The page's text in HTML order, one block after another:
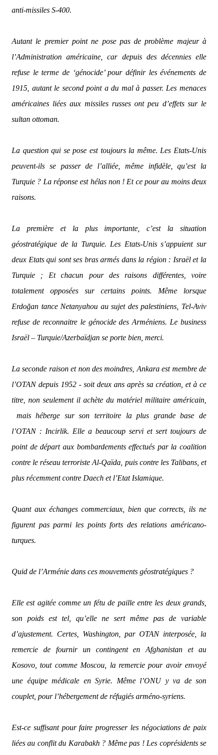
anti-missiles S-400.
Autant le premier point ne pose pas de problème majeur à
l’Administration américaine, car depuis des décennies elle
refuse le terme de ‘génocide’ pour définir les événements de
1915, autant le second point a du mal à passer. Les menaces
américaines liées aux missiles russes ont peu d’effets sur le
sultan ottoman.
La question qui se pose est toujours la même. Les Etats-Unis
peuvent-ils se passer de l’alliée, même infidèle, qu’est la
Turquie ? La réponse est hélas non ! Et ce pour au moins deux
raisons.
La première et la plus importante, c’est la situation
géostratégique de la Turquie. Les Etats-Unis s’appuient sur
deux Etats qui sont ses bras armés dans la région : Israël et la
Turquie ; Et chacun pour des raisons différentes, voire
totalement opposées sur certains points. Même lorsque
Erdoğan tance Netanyahou au sujet des palestiniens, Tel-Aviv
refuse de reconnaitre le génocide des Arméniens. Le business
Israël – Turquie/Azerbaïdjan se porte bien, merci.
La seconde raison et non des moindres, Ankara est membre de
l’OTAN depuis 1952 - soit deux ans après sa création, et à ce
titre, non seulement il achète du matériel militaire américain,
mais héberge sur son territoire la plus grande base de
l’OTAN : Incirlik. Elle a beaucoup servi et sert toujours de
point de départ aux bombardements effectués par la coalition
contre le réseau terroriste Al-Qaïda, puis contre les Talibans, et
plus récemment contre Daech et l’Etat Islamique.
Quant aux échanges commerciaux, bien que corrects, ils ne
figurent pas parmi les points forts des relations américano-
turques.
Quid de l’Arménie dans ces mouvements géostratégiques ?
Elle est agitée comme un fétu de paille entre les deux grands,
son poids est tel, qu’elle ne sert même pas de variable
d’ajustement. Certes, Washington, par OTAN interposée, la
remercie de fournir un contingent en Afghanistan et au
Kosovo, tout comme Moscou, la remercie pour avoir envoyé
une équipe médicale en Syrie. Même l’ONU y va de son
couplet, pour l’hébergement de réfugiés arméno-syriens.
Est-ce suffisant pour faire progresser les négociations de paix
liées au conflit du Karabakh ? Même pas ! Les coprésidents se